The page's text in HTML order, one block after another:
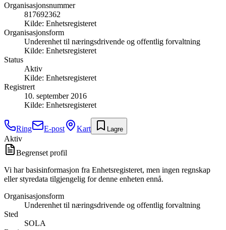
Organisasjonsnummer
817692362
Kilde: Enhetsregisteret
Organisasjonsform
Underenhet til næringsdrivende og offentlig forvaltning
Kilde: Enhetsregisteret
Status
Aktiv
Kilde: Enhetsregisteret
Registrert
10. september 2016
Kilde: Enhetsregisteret
Ring E-post Kart Lagre
Aktiv
Begrenset profil
Vi har basisinformasjon fra Enhetsregisteret, men ingen regnskap
eller styredata tilgjengelig for denne enheten ennå.
Organisasjonsform
Underenhet til næringsdrivende og offentlig forvaltning
Sted
SOLA